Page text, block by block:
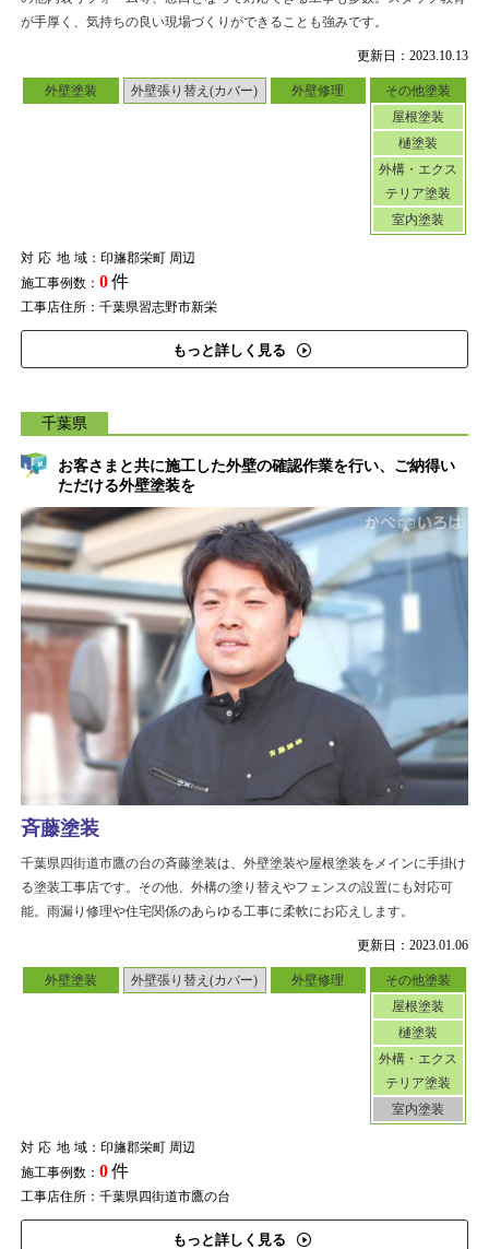
更新日：2023.10.13
外壁塗装 外壁張り替え(カバー) 外壁修理
その他塗装
屋根塗装
樋塗装
外構・エクス
テリア塗装
室内塗装
対応地域：印旛郡栄町 周辺
施工事例数： 0件
工事店住所：千葉県習志野市新栄
もっと詳しく見る
が手厚く、気持ちの良い現場づくりができることも強みです。
千葉県
お客さまと共に施工した外壁の確認作業を行い、ご納得い
ただける外壁塗装を
更新日：2023.01.06
外壁塗装 外壁張り替え(カバー) 外壁修理
その他塗装
屋根塗装
樋塗装
外構・エクス
テリア塗装
室内塗装
対応地域：印旛郡栄町 周辺
施工事例数： 0件
工事店住所：千葉県四街道市鷹の台
もっと詳しく見る
斉藤塗装
千葉県四街道市鷹の台の斉藤塗装は、外壁塗装や屋根塗装をメインに手掛け
る塗装工事店です。その他、外構の塗り替えやフェンスの設置にも対応可
能。雨漏り修理や住宅関係のあらゆる工事に柔軟にお応えします。